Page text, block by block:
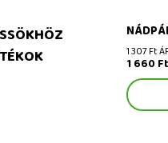
1 307 Ft
1 660